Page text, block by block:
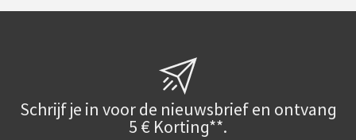
Schrijf je in voor de nieuwsbrief en ontvang
5 € Korting**.